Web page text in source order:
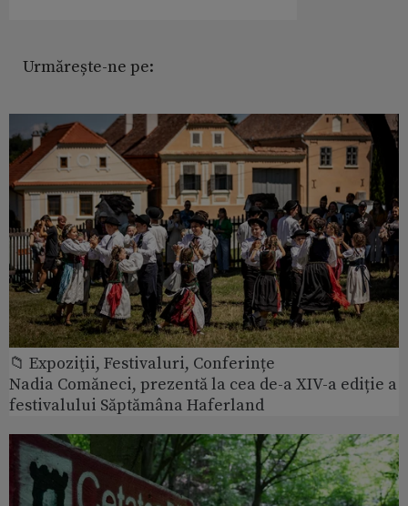
Urmărește-ne pe:
📁 Expoziţii, Festivaluri, Conferințe
Nadia Comăneci, prezentă la cea de-a XIV-a ediție a
festivalului Săptămâna Haferland